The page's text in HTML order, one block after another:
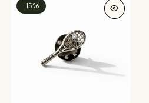
-15%